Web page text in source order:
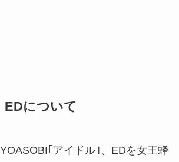
EDについて
｢アイドル｣、EDを女王蜂